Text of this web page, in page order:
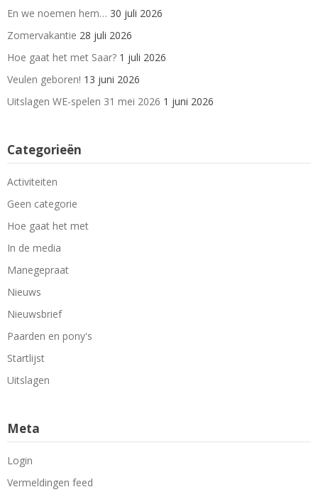
En we noemen hem… 30 juli 2026
Zomervakantie 28 juli 2026
Hoe gaat het met Saar? 1 juli 2026
Veulen geboren! 13 juni 2026
Uitslagen WE-spelen 31 mei 2026 1 juni 2026
Categorieën
Activiteiten
Geen categorie
Hoe gaat het met
In de media
Manegepraat
Nieuws
Nieuwsbrief
Paarden en pony's
Startlijst
Uitslagen
Meta
Login
Vermeldingen feed